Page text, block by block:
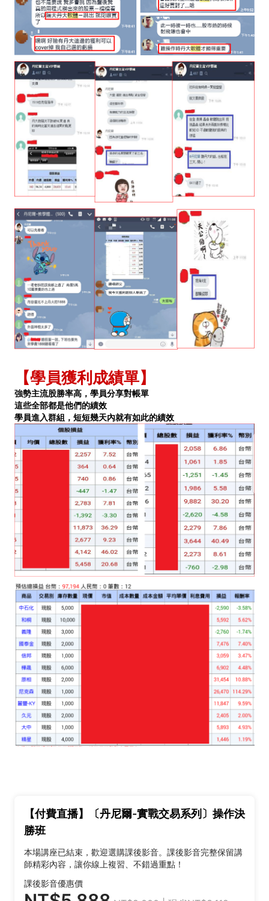
【學員獲利成績單】
強勢主流股勝率高，學員分享對帳單
這些全部都是他們的績效
學員進入群組，短短幾天內就有如此的績效
【付費直播】〔丹尼爾-實戰交易系列〕操作決
勝班
本場講座已結束，歡迎選購課後影音。課後影音完整保留講
師精彩內容，讓你線上複習、不錯過重點！
課後影音優惠價